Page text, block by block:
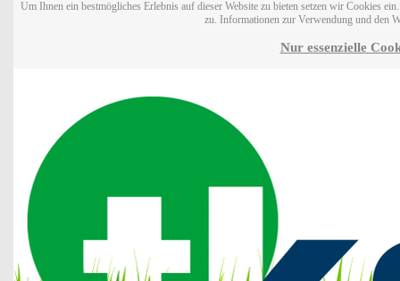
Um Ihnen ein bestmögliches Erlebnis auf dieser Website zu bieten setzen wir Cookies
zu. Informationen zur Verwendung und den
Nur essenzielle